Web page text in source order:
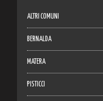
ALTRI COMUNI
BERNALDA
MATERA
PISTICCI